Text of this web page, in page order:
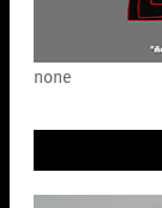
none